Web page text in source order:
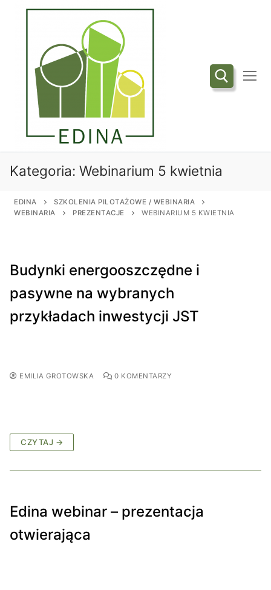
Przejdź
Szukaj:
Kategoria: Webinarium 5 kwietnia
EDINA
SZKOLENIA PILOTAŻOWE / WEBINARIA
WEBINARIA
PREZENTACJE WEBINARIUM 5 KWIETNIA
Budynki energooszczędne i
pasywne na wybranych
przykładach inwestycji JST
EMILIA GROTOWSKA 0 KOMENTARZY
CZYTAJ →
Edina webinar – prezentacja
otwierająca